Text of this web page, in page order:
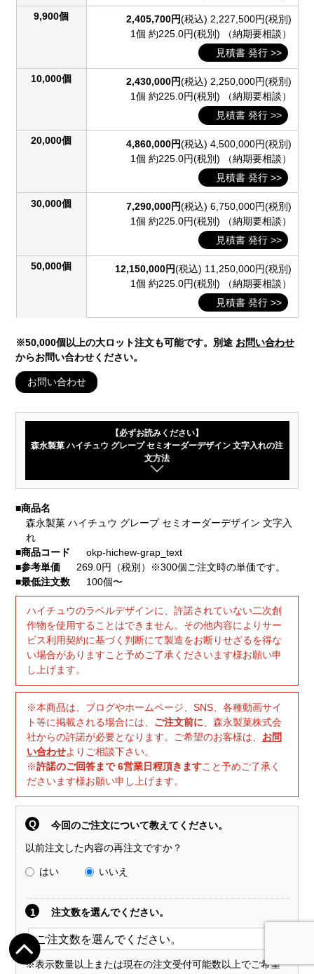
9,900個 2,405,700円(税込) 2,227,500円(税別)
1個 約225.0円(税別) （納期要相談）
見積書 発行 >>
10,000個 2,430,000円(税込) 2,250,000円(税別)
1個 約225.0円(税別) （納期要相談）
見積書 発行 >>
20,000個 4,860,000円(税込) 4,500,000円(税別)
1個 約225.0円(税別) （納期要相談）
見積書 発行 >>
30,000個 7,290,000円(税込) 6,750,000円(税別)
1個 約225.0円(税別) （納期要相談）
見積書 発行 >>
50,000個 12,150,000円(税込) 11,250,000円(税別)
1個 約225.0円(税別) （納期要相談）
見積書 発行 >>
※50,000個以上の大ロット注文も可能です。別途 お問い合わせ
からお問い合わせください。
お問い合わせ
【必ずお読みください】
森永製菓 ハイチュウ グレープ セミオーダーデザイン 文字入れの注
文方法
■商品名
森永製菓 ハイチュウ グレープ セミオーダーデザイン 文字入
れ
■商品コード
okp-hichew-grap_text
■参考単価
269.0円（税別）※300個ご注文時の単価です。
■最低注文数 100個〜
ハイチュウのラベルデザインに、許諾されていない二次創
作物を使用することはできません。その他内容によりサー
ビス利用契約に基づく判断にて製造をお断りせざるを得な
い場合がありますこと予めご了承くださいます様お願い申
し上げます。
※本商品は、ブログやホームページ、SNS、各種動画サイ
ト等に掲載される場合には、 ご注文前に 、森永製菓株式会
社からの許諾が必要となります。ご希望のお客様は、 お問
い合わせよりご相談下さい。
※許諾のご回答まで 6営業日程頂きますこと予めご了承く
ださいます様お願い申し上げます。
Q 今回のご注文について教えてください。
以前注文した内容の再注文ですか？
はい いいえ
1 注文数を選んでください。
※表示数量以上または現在の注文受付可能数以上でご希望